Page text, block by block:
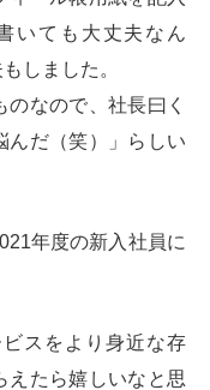
いても大丈夫なん
しました。
なので、社長曰く
んだ（笑）」らしい
年度の新入社員に
スをより身近な存
えたら嬉しいなと思